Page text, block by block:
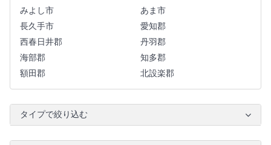
みよし市
あま市
長久手市
愛知郡
西春日井郡
丹羽郡
海部郡
知多郡
額田郡
北設楽郡
タイプで絞り込む